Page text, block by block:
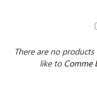
There are no
like to Comme